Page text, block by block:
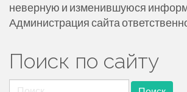
неверную и изменившуюся
Администрация сайта
Поиск по сайту
Найти: